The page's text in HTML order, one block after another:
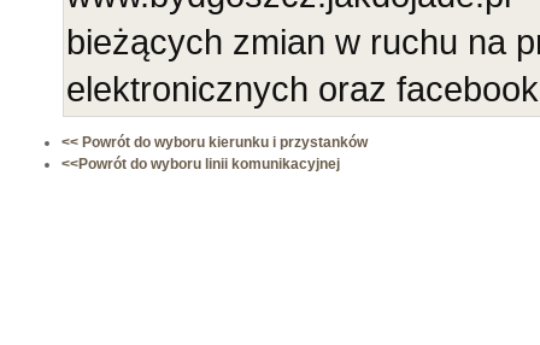
bieżących zmian w ruchu na
elektronicznych oraz
<< Powrót do wyboru kierunku i przystanków
<<Powrót do wyboru linii komunikacyjnej